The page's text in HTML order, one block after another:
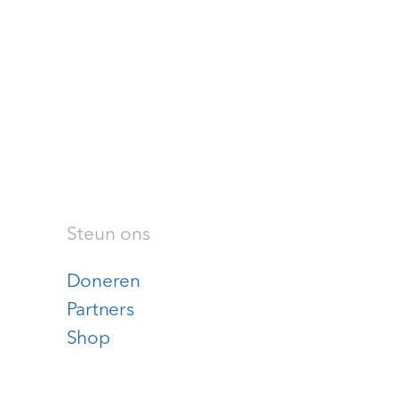
Steun ons
Doneren
Partners
Shop